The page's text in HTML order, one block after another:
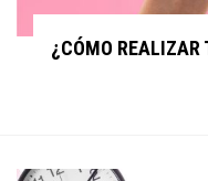
¿CÓMO REALIZAR